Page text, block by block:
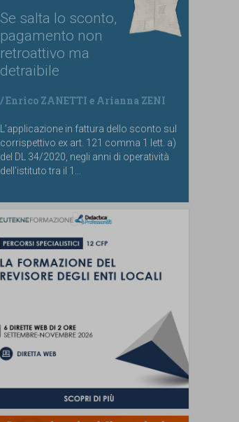
Se salta lo sconto,
pagamento non
retroattivo ma
detraibile
/Enrico ZANETTI e Arianna ZENI
L’applicazione in fattura dello sconto sul
corrispettivo ex art. 121 comma 1 lett. a)
del DL 34/2020, negli anni di operatività
dell’istituto tra il 1...